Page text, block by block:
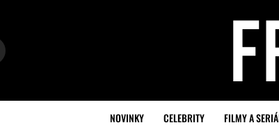
NOVINKY CELEBRITY FILMY A